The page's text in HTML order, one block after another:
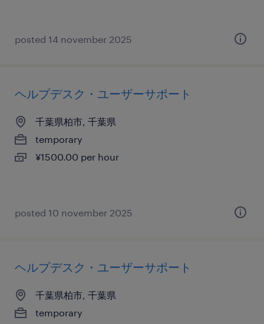
posted 14 november 2025
ヘルプデスク・ユーザーサポート
千葉県柏市, 千葉県
temporary
¥1500.00 per hour
posted 10 november 2025
ヘルプデスク・ユーザーサポート
千葉県柏市, 千葉県
temporary